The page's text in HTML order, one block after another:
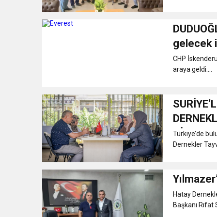
gelecek
CHP
araya geldi....
HİZMET
Türkiye’de
Dernekler
Hatay
Başkanı Rıfat